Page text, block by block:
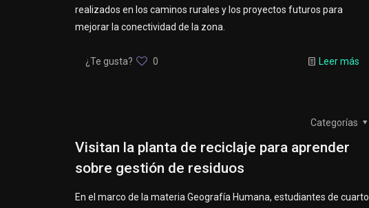
realizados en los caminos rurales y los proyectos futuros para
mejorar la conectividad de la zona.
¿Te gusta? 0 Leer más
Categorías
Visitan la planta de reciclaje para aprender
sobre gestión de residuos
En el marco de la materia Geografía Humana, estudiantes de cuarto